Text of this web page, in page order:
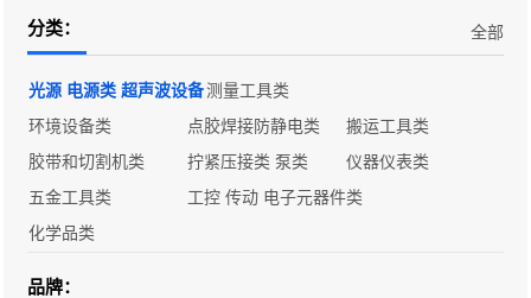
全部
分类：
光源 电源类 超声波设备 测量工具类
环境设备类
点胶焊接防静电类
搬运工具类
胶带和切割机类
拧紧压接类 泵类
仪器仪表类
五金工具类
工控 传动 电子元器件类
化学品类
品牌：